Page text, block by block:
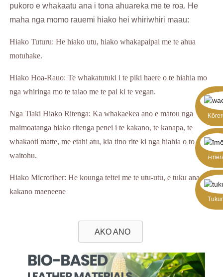
pukoro e whakaatu ana i tona ahuareka me te roa. He
maha nga momo rauemi hiako hei whiriwhiri maau:
Hiako Tuturu: He hiako utu, hiako whakapaipai me te ahua
motuhake.
Hiako Hoa-Rauo: Te whakatutuki i te piki haere o te hiahia mo
nga whiringa mo te taiao me te pai ki te vegan.
Nga Tiaki Hiako Ritenga: Ka whakaekea ano e matou nga
maimoatanga hiako ritenga penei i te kakano, te kanapa, te
whakaoti matte, me etahi atu, kia tino rite ki nga hiahia o to
waitohu.
Hiako Microfiber: He kounga teitei me te utu-utu, e tuku ana i te
kakano maeneene
AKO ANO
ī-